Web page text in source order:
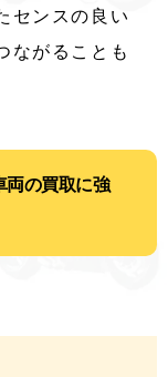
センスの良い
ながることも
両の買取に強